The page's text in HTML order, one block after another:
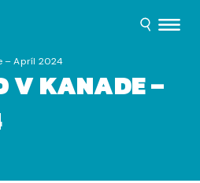
– Apríl 2024
V KANADE –